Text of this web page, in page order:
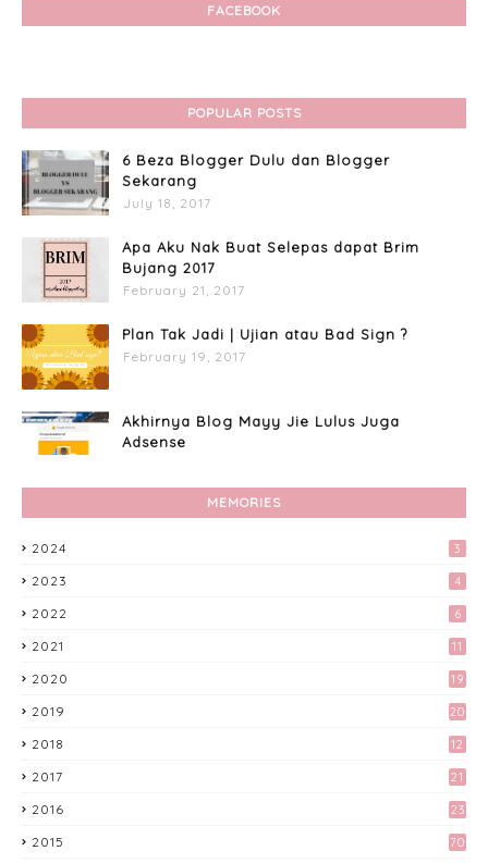
FACEBOOK
POPULAR POSTS
6 Beza Blogger Dulu dan Blogger
Sekarang
July 18, 2017
Apa Aku Nak Buat Selepas dapat Brim
Bujang 2017
February 21, 2017
Plan Tak Jadi | Ujian atau Bad Sign ?
February 19, 2017
Akhirnya Blog Mayy Jie Lulus Juga
Adsense
Custome Organizer Wallpaper
MEMORIES
2024 3
2023 4
2022 6
2021 11
2020 19
2019 20
2018
12
2017
21
2016
23
2015 70